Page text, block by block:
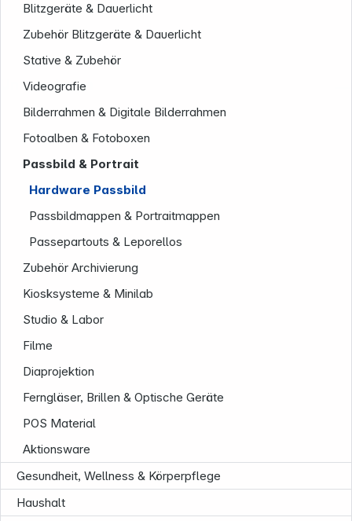
Blitzgeräte & Dauerlicht
Zubehör Blitzgeräte & Dauerlicht
Stative & Zubehör
Videografie
Bilderrahmen & Digitale Bilderrahmen
Fotoalben & Fotoboxen
Passbild & Portrait
Hardware Passbild
Passbildmappen & Portraitmappen
Passepartouts & Leporellos
Zubehör Archivierung
Kiosksysteme & Minilab
Studio & Labor
Filme
Diaprojektion
Ferngläser, Brillen & Optische Geräte
POS Material
Aktionsware
Gesundheit, Wellness & Körperpflege
Haushalt
Unternehmen